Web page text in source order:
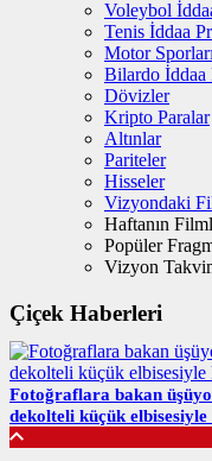
Voleybol
Tenis İddaa
Motor
Bilardo İddaa
Dövizler
Kripto Paralar
Altınlar
Pariteler
Hisseler
Vizyondaki
Haftanın
Popüler
Vizyon
Çiçek Haberleri
Fotoğraflara bakan
dekolteli küçük